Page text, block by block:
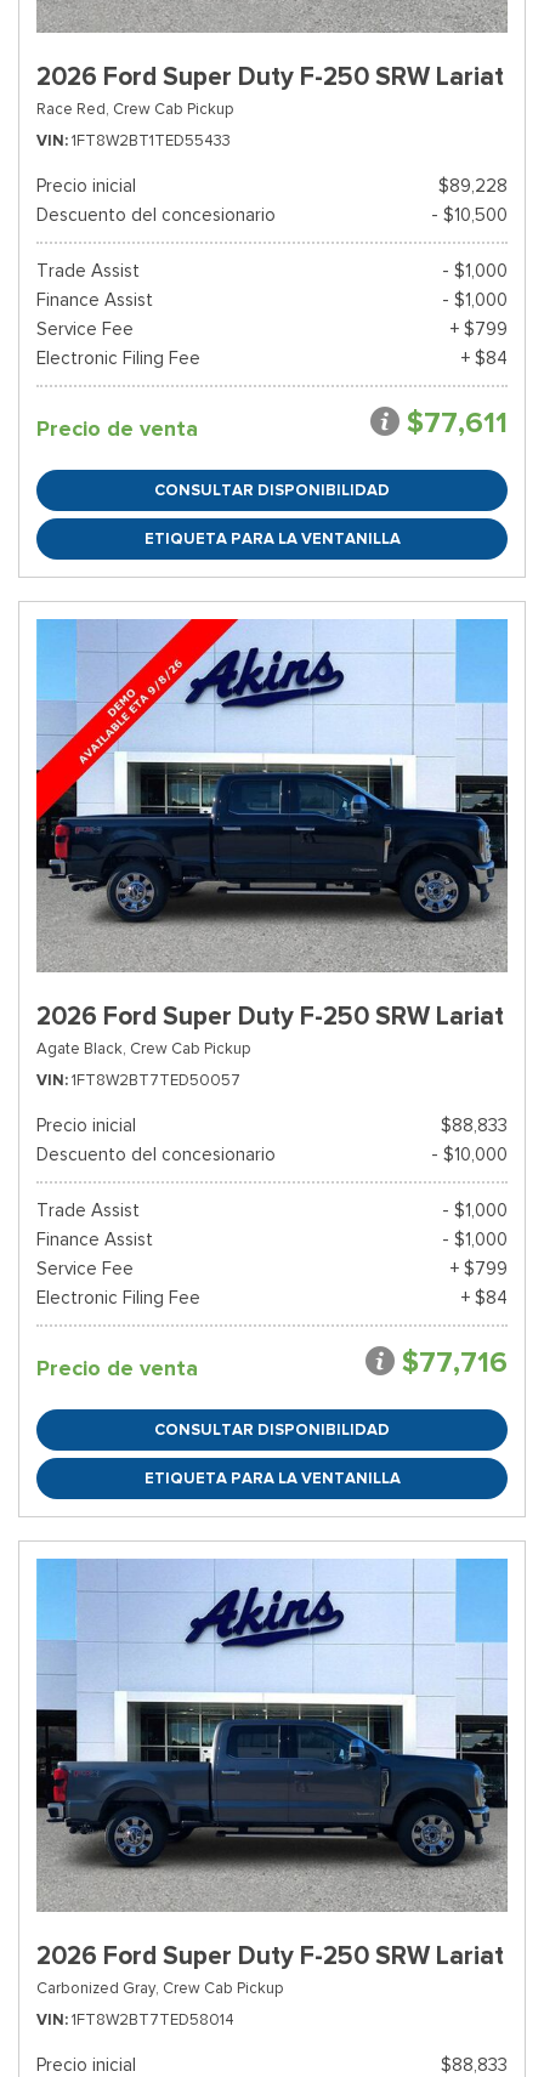
2026 Ford Super Duty F-250 SRW Lariat
Race Red, Crew Cab Pickup
VIN 1FT8W2BT1TED55433
Precio inicial
$89,228
Descuento del concesionario
- $10,500
Trade Assist
- $1,000
Finance Assist
- $1,000
Service Fee
+ $799
Electronic Filing Fee
+ $84
Precio de venta $77,611
CONSULTAR DISPONIBILIDAD
ETIQUETA PARA LA VENTANILLA
2026 Ford Super Duty F-250 SRW Lariat
Agate Black, Crew Cab Pickup
VIN 1FT8W2BT7TED50057
Precio inicial
$88,833
Descuento del concesionario
- $10,000
Trade Assist
- $1,000
Finance Assist
- $1,000
Service Fee
+ $799
Electronic Filing Fee
+ $84
Precio de venta $77,716
CONSULTAR DISPONIBILIDAD
ETIQUETA PARA LA VENTANILLA
2026 Ford Super Duty F-250 SRW Lariat
Carbonized Gray, Crew Cab Pickup
VIN 1FT8W2BT7TED58014
Precio inicial $88,833